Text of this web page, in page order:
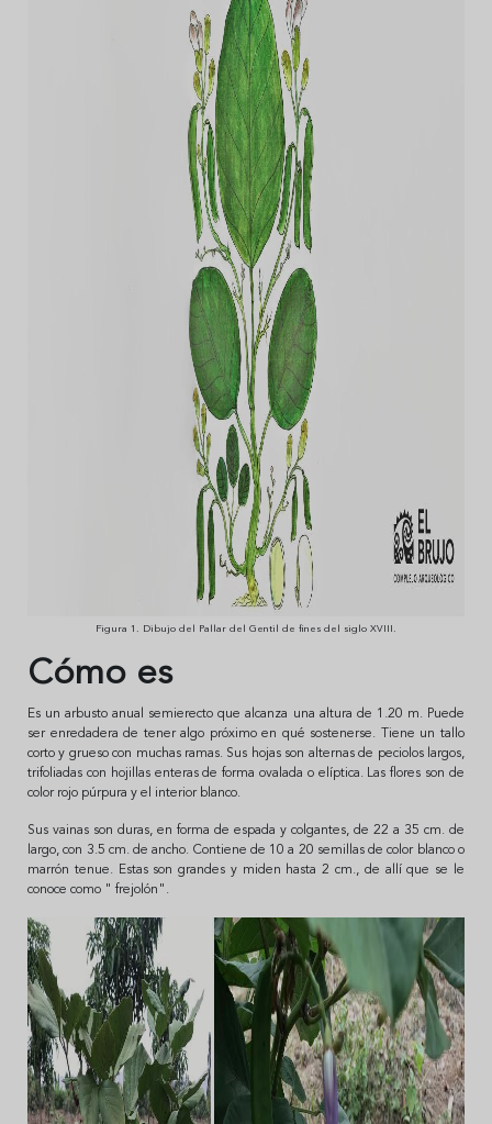
Figura 1. Dibujo del Pallar del Gentil de fines del siglo XVIII.
Cómo es
Es un arbusto anual semierecto que alcanza una altura de 1.20 m. Puede
ser enredadera de tener algo próximo en qué sostenerse. Tiene un tallo
corto y grueso con muchas ramas. Sus hojas son alternas de peciolos largos,
trifoliadas con hojillas enteras de forma ovalada o elíptica. Las flores son de
color rojo púrpura y el interior blanco.
Sus vainas son duras, en forma de espada y colgantes, de 22 a 35 cm. de
largo, con 3.5 cm. de ancho. Contiene de 10 a 20 semillas de color blanco o
marrón tenue. Estas son grandes y miden hasta 2 cm., de allí que se le
conoce como " frejolón".